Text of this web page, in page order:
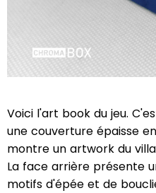
Voici l'art book du jeu.
une couverture épaisse
montre un artwork du
La face arrière présente
motifs d'épée et de